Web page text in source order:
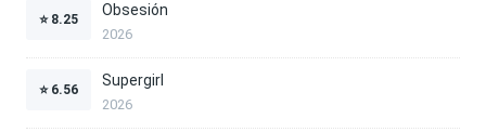
⭐ 8.25
Obsesión
2026
⭐ 6.56
Supergirl
2026